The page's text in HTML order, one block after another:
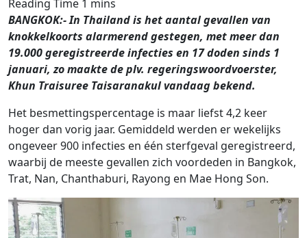
BANGKOK:- In Thailand is het aantal gevallen van
knokkelkoorts alarmerend gestegen, met meer dan
19.000 geregistreerde infecties en 17 doden sinds 1
januari, zo maakte de plv. regeringswoordvoerster,
Khun Traisuree Taisaranakul vandaag bekend.
Het besmettingspercentage is maar liefst 4,2 keer
hoger dan vorig jaar. Gemiddeld werden er wekelijks
ongeveer 900 infecties en één sterfgeval geregistreerd,
waarbij de meeste gevallen zich voordeden in Bangkok,
Trat, Nan, Chanthaburi, Rayong en Mae Hong Son.